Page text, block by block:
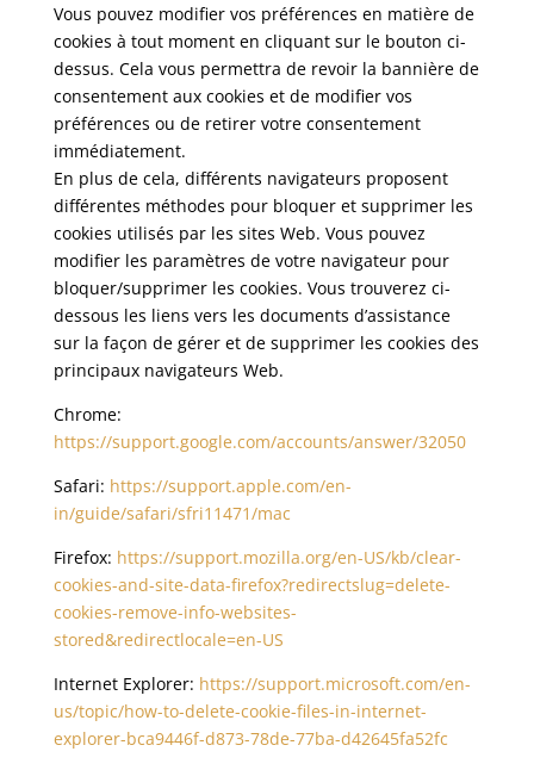
Vous pouvez modifier vos préférences en matière de
cookies à tout moment en cliquant sur le bouton ci-
dessus. Cela vous permettra de revoir la bannière de
consentement aux cookies et de modifier vos
préférences ou de retirer votre consentement
immédiatement.
En plus de cela, différents navigateurs proposent
différentes méthodes pour bloquer et supprimer les
cookies utilisés par les sites Web. Vous pouvez
modifier les paramètres de votre navigateur pour
bloquer/supprimer les cookies. Vous trouverez ci-
dessous les liens vers les documents d’assistance
sur la façon de gérer et de supprimer les cookies des
principaux navigateurs Web.
Chrome:
https://support.google.com/accounts/answer/32050
Safari: https://support.apple.com/en-
in/guide/safari/sfri11471/mac
Firefox: https://support.mozilla.org/en-US/kb/clear-
cookies-and-site-data-firefox?redirectslug=delete-
cookies-remove-info-websites-
stored&redirectlocale=en-US
Internet Explorer: https://support.microsoft.com/en-
us/topic/how-to-delete-cookie-files-in-internet-
explorer-bca9446f-d873-78de-77ba-d42645fa52fc